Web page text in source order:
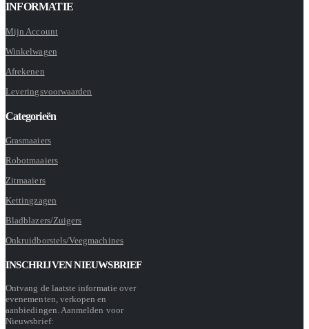
INFORMATIE
Mijn Account
Winkelwagen
Afrekenen
Leveringsvoorwaarden
Categorieën
Grasmaaiers
Robotmaaiers
Zitmaaiers
Kettingzagen
Bladblazers/Zuigers
Onkruidborstels/Veegmachines
INSCHRIJVEN NIEUWSBRIEF
Ontvang de laatste informatie over
evenementen, verkopen en
aanbiedingen. Aanmelden voor
Nieuwsbrief: